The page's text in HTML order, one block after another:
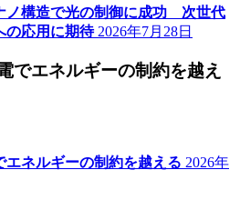
ノ構造で光の制御に成功 次世代
の応用に期待 2026年7月28日
でエネルギーの制約を越え
エネルギーの制約を越える 2026年